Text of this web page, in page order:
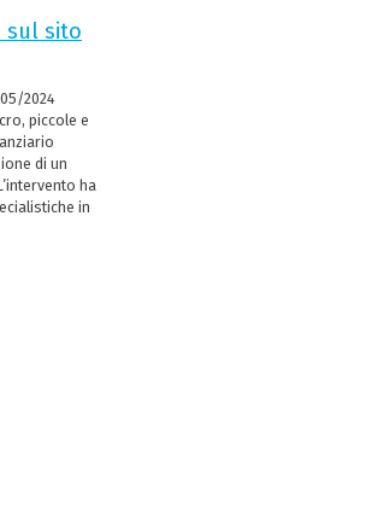
sul sito
2024
piccole e
di un
ha
in